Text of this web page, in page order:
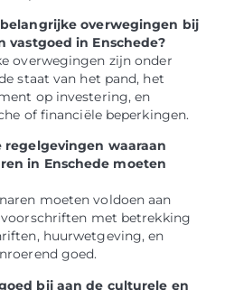
overwegingen bij
vastgoed in Enschede?
overwegingen zijn onder
staat van het pand, het
op investering, en
of financiële beperkingen.
regelgevingen waaraan
in Enschede moeten
moeten voldoen aan
met betrekking
huurwetgeving, en
goed.
bij aan de culturele en